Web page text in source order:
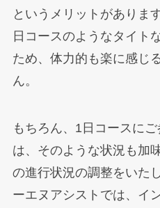
というメリットがありま
日コースのようなタイト
ため、体力的も楽に感じ
ん。
もちろん、1日コースに
は、そのような状況も加
の進行状況の調整をいた
ーエヌアシストでは、イ